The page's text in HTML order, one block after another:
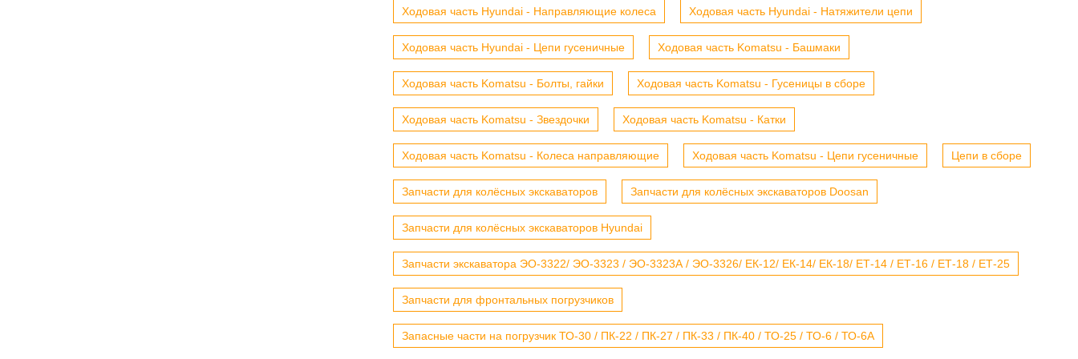
Ходовая часть Hyundai - Направляющие колеса Ходовая часть Hyundai - Натяжители цепи
Ходовая часть Hyundai - Цепи гусеничные Ходовая часть Komatsu - Башмаки
Ходовая часть Komatsu - Болты, гайки Ходовая часть Komatsu - Гусеницы в сборе
Ходовая часть Komatsu - Звездочки Ходовая часть Komatsu - Катки
Ходовая часть Komatsu - Колеса направляющие Ходовая часть Komatsu - Цепи гусеничные Цепи в сборе
Запчасти для колёсных экскаваторов Запчасти для колёсных экскаваторов Doosan
Запчасти для колёсных экскаваторов Hyundai
Запчасти экскаватора ЭО-3322/ ЭО-3323 / ЭО-3323А / ЭО-3326/ ЕК-12/ ЕК-14/ ЕК-18/ ЕТ-14 / ЕТ-16 / ЕТ-18 / ЕТ-25
Запчасти для фронтальных погрузчиков
Запасные части на погрузчик ТО-30 / ПК-22 / ПК-27 / ПК-33 / ПК-40 / ТО-25 / ТО-6 / ТО-6А